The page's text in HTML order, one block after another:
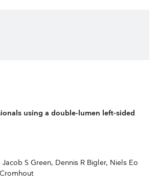
using a double-lumen left-sided
S Green, Dennis R Bigler, Niels Eo